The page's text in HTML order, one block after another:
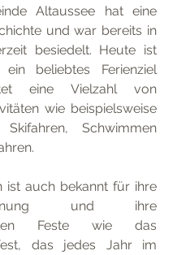
Altaussee hat eine
und war bereits in
besiedelt. Heute ist
ein beliebtes Ferienziel
eine Vielzahl von
wie beispielsweise
Skifahren, Schwimmen
ist auch bekannt für ihre
und ihre
Feste wie das
das jedes Jahr im